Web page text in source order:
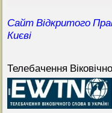
Сайт Відкритого
Києві
Телебачення